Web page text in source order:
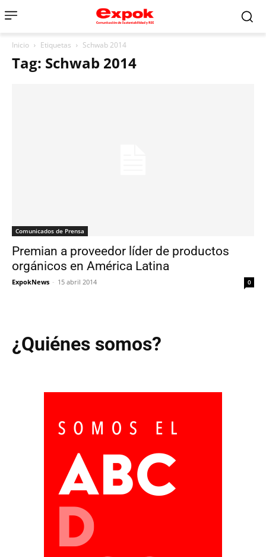
Inicio Etiquetas Schwab 2014
Tag: Schwab 2014
Comunicados de Prensa
Premian a proveedor líder de productos
orgánicos en América Latina
ExpokNews - 15 abril 2014 0
¿Quiénes somos?